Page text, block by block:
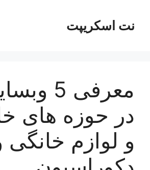
محتوانت اسکریپت
معرفی 5
در حوزه های
و لوازم خانگی